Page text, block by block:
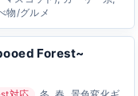
物/グルメ
Forest~